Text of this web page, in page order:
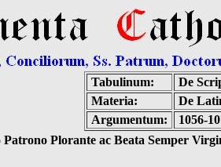
Tabulinum:
De
Materia:
De
Argumentum:
1056-
Plorante ac Beata Semper